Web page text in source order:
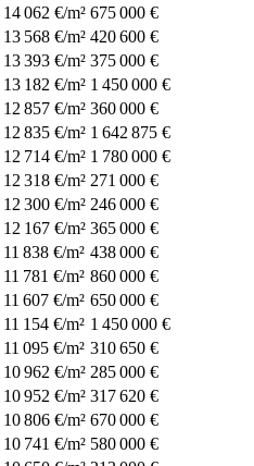
14 062 €/m² 675 000 €
13 568 €/m² 420 600 €
13 393 €/m² 375 000 €
13 182 €/m² 1 450 000 €
12 857 €/m² 360 000 €
12 835 €/m² 1 642 875 €
12 714 €/m² 1 780 000 €
12 318 €/m² 271 000 €
12 300 €/m² 246 000 €
12 167 €/m² 365 000 €
11 838 €/m² 438 000 €
11 781 €/m² 860 000 €
11 607 €/m² 650 000 €
11 154 €/m² 1 450 000 €
11 095 €/m² 310 650 €
10 962 €/m² 285 000 €
10 952 €/m² 317 620 €
10 806 €/m² 670 000 €
10 741 €/m² 580 000 €